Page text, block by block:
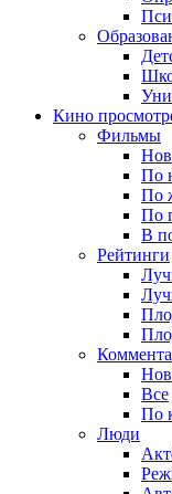
Кино
Фильмы
По
По
По
В
Рейтинги
Все
По
Люди